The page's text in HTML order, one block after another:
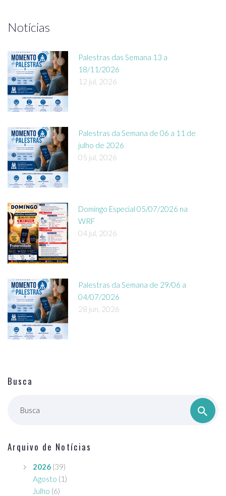
Notícias
Palestras das Semana 13 a
18/11/2026
12 jul, 2026
Palestras da Semana de 06 a 11 de
julho de 2026
05 jul, 2026
Domingo Especial 05/07/2026 na
WRF
04 jul, 2026
Palestras da Semana de 29/06 a
04/07/2026
28 jun, 2026
Busca
Busca
Arquivo de Notícias
2026 (39)
Agosto (1)
Julho (6)